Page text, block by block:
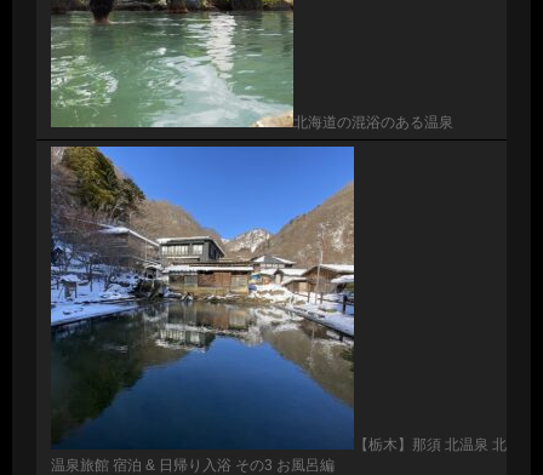
北海道の混浴のある温泉
【栃木】那須 北温泉 北
温泉旅館 宿泊 & 日帰り入浴 その3 お風呂編